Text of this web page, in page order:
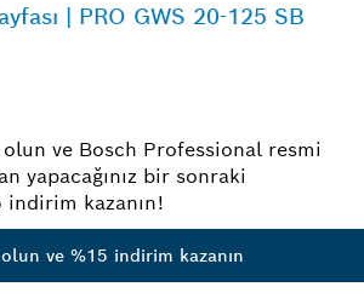
| PRO GWS 20-125 SB
ve Bosch Professional resmi
yapacağınız bir sonraki
indirim kazanın!
ve %15 indirim kazanın